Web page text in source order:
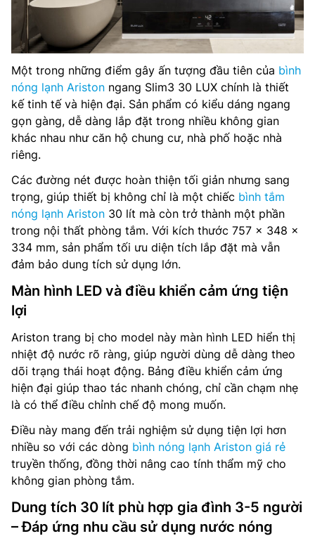
Một trong những điểm gây ấn tượng đầu tiên của bình
nóng lạnh Ariston ngang Slim3 30 LUX chính là thiết
kế tinh tế và hiện đại. Sản phẩm có kiểu dáng ngang
gọn gàng, dễ dàng lắp đặt trong nhiều không gian
khác nhau như căn hộ chung cư, nhà phố hoặc nhà
riêng.
Các đường nét được hoàn thiện tối giản nhưng sang
trọng, giúp thiết bị không chỉ là một chiếc bình tắm
nóng lạnh Ariston 30 lít mà còn trở thành một phần
trong nội thất phòng tắm. Với kích thước 757 x 348 x
334 mm, sản phẩm tối ưu diện tích lắp đặt mà vẫn
đảm bảo dung tích sử dụng lớn.
Màn hình LED và điều khiển cảm ứng tiện
lợi
Ariston trang bị cho model này màn hình LED hiển thị
nhiệt độ nước rõ ràng, giúp người dùng dễ dàng theo
dõi trạng thái hoạt động. Bảng điều khiển cảm ứng
hiện đại giúp thao tác nhanh chóng, chỉ cần chạm nhẹ
là có thể điều chỉnh chế độ mong muốn.
Điều này mang đến trải nghiệm sử dụng tiện lợi hơn
nhiều so với các dòng bình nóng lạnh Ariston giá rẻ
truyền thống, đồng thời nâng cao tính thẩm mỹ cho
không gian phòng tắm.
Dung tích 30 lít phù hợp gia đình 3-5 người
– Đáp ứng nhu cầu sử dụng nước nóng